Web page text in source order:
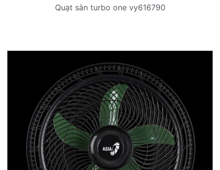
Quạt sàn turbo one vy616790